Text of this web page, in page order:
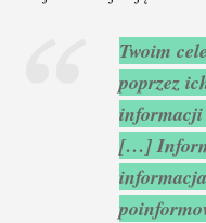
Twoim
poprzez
informacji
[…]